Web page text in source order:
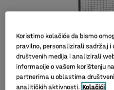
Koristimo kolačiće da bismo
pravilno, personalizirali sadržaj i
društvenih medija i analizirali
informacije o vašem korištenju
partnerima u oblastima
analitičkih aktivnosti. Kolačići